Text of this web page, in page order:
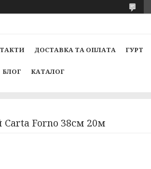
ДОСТАВКА ТА ОПЛАТА ГУРТ
БЛОГ КАТАЛОГ
Carta Forno 38см 20м